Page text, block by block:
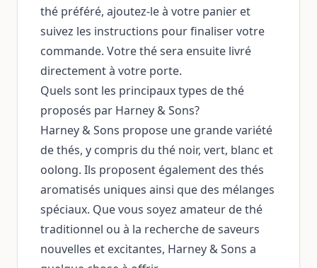
thé préféré, ajoutez-le à votre panier et
suivez les instructions pour finaliser votre
commande. Votre thé sera ensuite livré
directement à votre porte.
Quels sont les principaux types de thé
proposés par Harney & Sons?
Harney & Sons propose une grande variété
de thés, y compris du thé noir, vert, blanc et
oolong. Ils proposent également des thés
aromatisés uniques ainsi que des mélanges
spéciaux. Que vous soyez amateur de thé
traditionnel ou à la recherche de saveurs
nouvelles et excitantes, Harney & Sons a